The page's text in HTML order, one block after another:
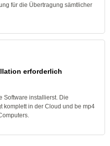
für die Übertragung sämtlicher
erforderlich
Software installierst. Die
komplett in der Cloud und be mp4